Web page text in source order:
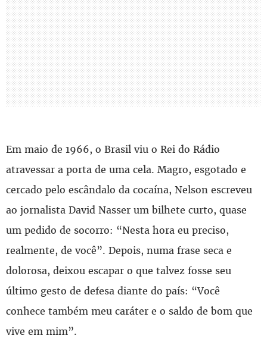
Em maio de 1966, o Brasil viu o Rei do Rádio
atravessar a porta de uma cela. Magro, esgotado e
cercado pelo escândalo da cocaína, Nelson escreveu
ao jornalista David Nasser um bilhete curto, quase
um pedido de socorro: “Nesta hora eu preciso,
realmente, de você”. Depois, numa frase seca e
dolorosa, deixou escapar o que talvez fosse seu
último gesto de defesa diante do país: “Você
conhece também meu caráter e o saldo de bom que
vive em mim”.